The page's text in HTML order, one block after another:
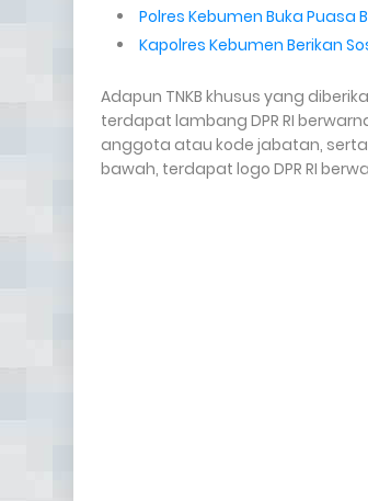
Polres Kebumen Buka Puasa
Kapolres Kebumen Berikan
Adapun TNKB khusus yang
terdapat lambang DPR RI
anggota atau kode jabatan,
bawah, terdapat logo DPR RI